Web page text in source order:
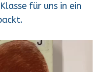
für uns in ein